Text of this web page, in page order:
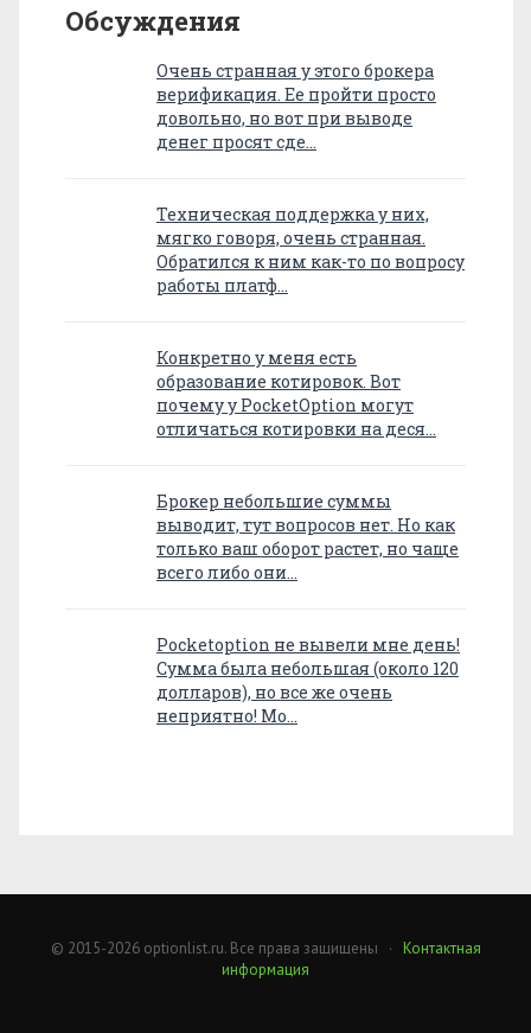
Обсуждения
Очень странная у этого брокера
верификация. Ее пройти просто
довольно, но вот при выводе
денег просят сде…
Техническая поддержка у них,
мягко говоря, очень странная.
Обратился к ним как-то по вопросу
работы платф…
Конкретно у меня есть
образование котировок. Вот
почему у PocketOption могут
отличаться котировки на деся…
Брокер небольшие суммы
выводит, тут вопросов нет. Но как
только ваш оборот растет, но чаще
всего либо они…
Pocketoption не вывели мне день!
Сумма была небольшая (около 120
долларов), но все же очень
неприятно! Мо…
© 2015-2026 optionlist.ru. Все права защищены · Контактная
информация